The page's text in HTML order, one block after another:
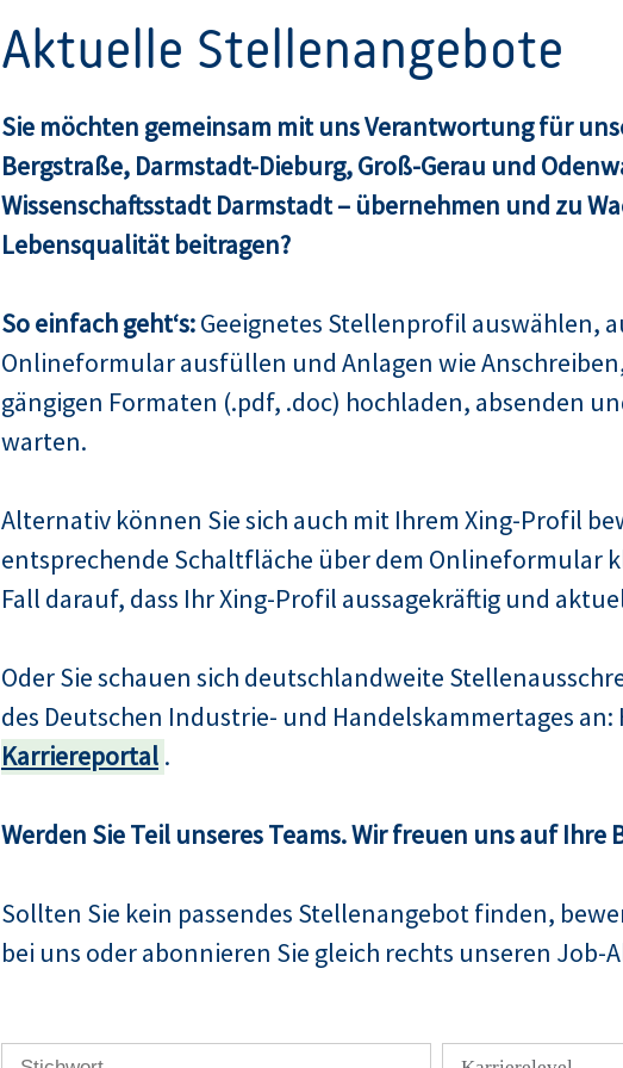
Aktuelle Stellenangebote
Sie möchten gemeinsam mit uns Verantwortung für
Bergstraße, Darmstadt-Dieburg, Groß-Gerau und
Wissenschaftsstadt Darmstadt – übernehmen und zu
Lebensqualität beitragen?
So einfach geht‘s:Geeignetes Stellenprofil auswählen,
Onlineformular ausfüllen und Anlagen wie
gängigen Formaten (.pdf, .doc) hochladen, absenden
warten.
Alternativ können Sie sich auch mit Ihrem Xing-Profil
entsprechende Schaltfläche über dem Onlineformular
Fall darauf, dass Ihr Xing-Profil aussagekräftig und
Oder Sie schauen sich deutschlandweite
des Deutschen Industrie- und Handelskammertages an:
Karriereportal .
Werden Sie Teil unseres Teams. Wir freuen uns auf Ihre
Sollten Sie kein passendes Stellenangebot finden,
bei uns oder abonnieren Sie gleich rechts unseren Job-